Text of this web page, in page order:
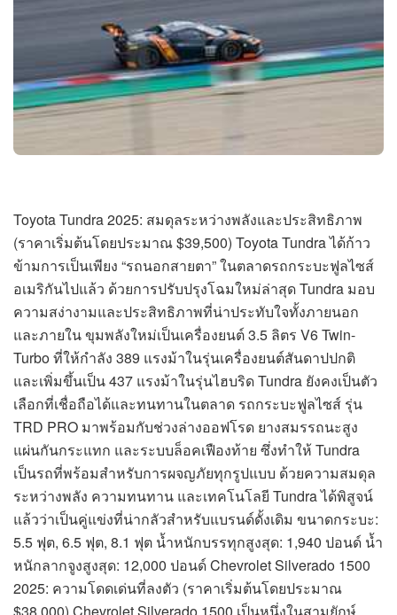
Toyota Tundra 2025: สมดุลระหว่างพลังและประสิทธิภาพ
(ราคาเริ่มต้นโดยประมาณ $39,500) Toyota Tundra ได้ก้าว
ข้ามการเป็นเพียง “รถนอกสายตา” ในตลาดรถกระบะฟูลไซส์
อเมริกันไปแล้ว ด้วยการปรับปรุงโฉมใหม่ล่าสุด Tundra มอบ
ความสง่างามและประสิทธิภาพที่น่าประทับใจทั้งภายนอก
และภายใน ขุมพลังใหม่เป็นเครื่องยนต์ 3.5 ลิตร V6 Twin-
Turbo ที่ให้กำลัง 389 แรงม้าในรุ่นเครื่องยนต์สันดาปปกติ
และเพิ่มขึ้นเป็น 437 แรงม้าในรุ่นไฮบริด Tundra ยังคงเป็นตัว
เลือกที่เชื่อถือได้และทนทานในตลาด รถกระบะฟูลไซส์ รุ่น
TRD PRO มาพร้อมกับช่วงล่างออฟโรด ยางสมรรถนะสูง
แผ่นกันกระแทก และระบบล็อคเฟืองท้าย ซึ่งทำให้ Tundra
เป็นรถที่พร้อมสำหรับการผจญภัยทุกรูปแบบ ด้วยความสมดุล
ระหว่างพลัง ความทนทาน และเทคโนโลยี Tundra ได้พิสูจน์
แล้วว่าเป็นคู่แข่งที่น่ากลัวสำหรับแบรนด์ดั้งเดิม ขนาดกระบะ:
5.5 ฟุต, 6.5 ฟุต, 8.1 ฟุต น้ำหนักบรรทุกสูงสุด: 1,940 ปอนด์ น้ำ
หนักลากจูงสูงสุด: 12,000 ปอนด์ Chevrolet Silverado 1500
2025: ความโดดเด่นที่ลงตัว (ราคาเริ่มต้นโดยประมาณ
$38,000) Chevrolet Silverado 1500 เป็นหนึ่งในสามยักษ์